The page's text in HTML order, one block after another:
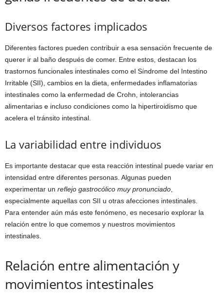
Diversos factores implicados
Diferentes factores pueden contribuir a esa sensación frecuente de
querer ir al baño después de comer. Entre estos, destacan los
trastornos funcionales intestinales como el Síndrome del Intestino
Irritable (SII), cambios en la dieta, enfermedades inflamatorias
intestinales como la enfermedad de Crohn, intolerancias
alimentarias e incluso condiciones como la hipertiroidismo que
acelera el tránsito intestinal.
La variabilidad entre individuos
Es importante destacar que esta reacción intestinal puede variar en
intensidad entre diferentes personas. Algunas pueden
experimentar un reflejo gastrocólico muy pronunciado
especialmente aquellas con SII u otras afecciones intestinales.
Para entender aún más este fenómeno, es necesario explorar la
relación entre lo que comemos y nuestros movimientos
intestinales.
Relación entre alimentación y
movimientos intestinales